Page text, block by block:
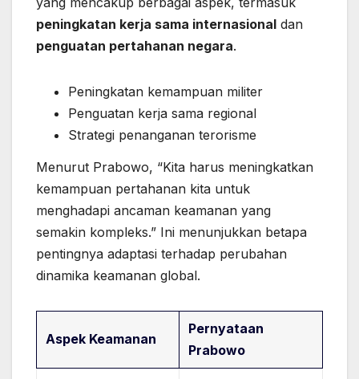
peningkatan kerja sama internasional dan
penguatan pertahanan negara.
Peningkatan kemampuan militer
Penguatan kerja sama regional
Strategi penanganan terorisme
Menurut Prabowo, “Kita harus meningkatkan
kemampuan pertahanan kita untuk
menghadapi ancaman keamanan yang
semakin kompleks.” Ini menunjukkan betapa
pentingnya adaptasi terhadap perubahan
dinamika keamanan global.
Aspek Keamanan
Pernyataan
Prabowo